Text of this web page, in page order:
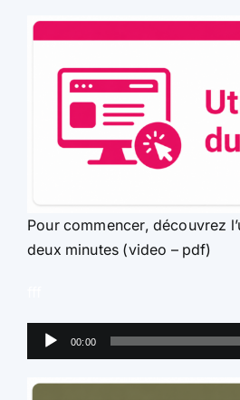
Pour commencer, découvrez
deux minutes (video – pdf)
Lecteur
audio
00:00